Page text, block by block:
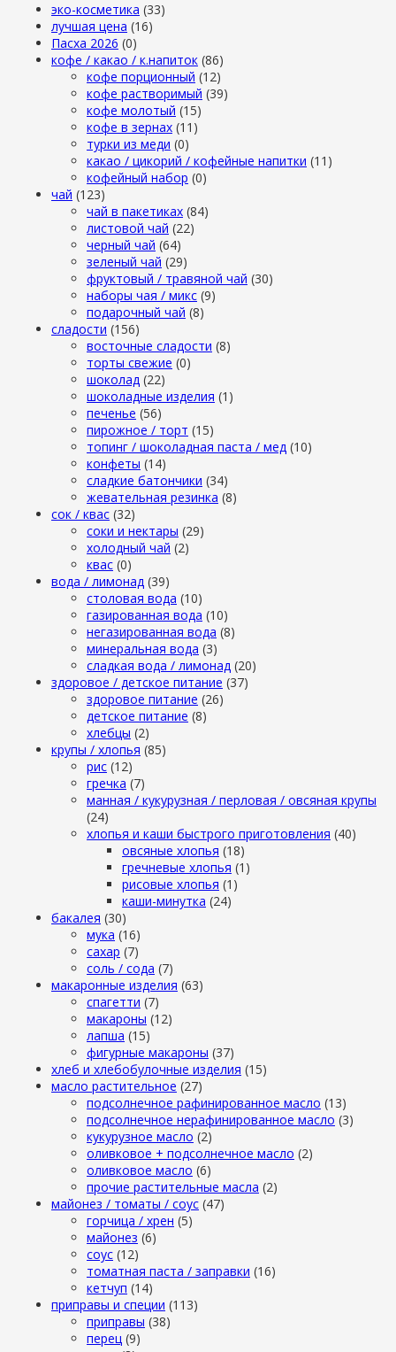
эко-косметика (33)
лучшая цена (16)
Пасха 2026 (0)
кофе / какао / к.напиток (86)
кофе порционный (12)
кофе растворимый (39)
кофе молотый (15)
кофе в зернах (11)
турки из меди (0)
какао / цикорий / кофейные напитки (11)
кофейный набор (0)
чай (123)
чай в пакетиках (84)
листовой чай (22)
черный чай (64)
зеленый чай (29)
фруктовый / травяной чай (30)
наборы чая / микс (9)
подарочный чай (8)
сладости (156)
восточные сладости (8)
торты свежие (0)
шоколад (22)
шоколадные изделия (1)
печенье (56)
пирожное / торт (15)
топинг / шоколадная паста / мед (10)
конфеты (14)
сладкие батончики (34)
жевательная резинка (8)
сок / квас (32)
соки и нектары (29)
холодный чай (2)
квас (0)
вода / лимонад (39)
столовая вода (10)
газированная вода (10)
негазированная вода (8)
минеральная вода (3)
сладкая вода / лимонад (20)
здоровое / детское питание (37)
здоровое питание (26)
детское питание (8)
хлебцы (2)
крупы / хлопья (85)
рис (12)
гречка (7)
манная / кукурузная / перловая / овсяная крупы
(24)
хлопья и каши быстрого приготовления (40)
овсяные хлопья (18)
гречневые хлопья (1)
рисовые хлопья (1)
каши-минутка (24)
бакалея (30)
мука (16)
сахар (7)
cоль / cода (7)
макаронные изделия (63)
cпагетти (7)
макароны (12)
лапша (15)
фигурные макароны (37)
хлеб и хлебобулочные изделия (15)
масло растительное (27)
подсолнечное рафинированное масло (13)
подсолнечное нерафинированное масло (3)
кукурузное масло (2)
оливковое + подсолнечное масло (2)
оливковое масло (6)
прочие растительные масла (2)
майонез / томаты / соус (47)
горчица / хрен (5)
майонез (6)
соус (12)
томатная паста / заправки (16)
кетчуп (14)
приправы и специи (113)
приправы (38)
перец (9)